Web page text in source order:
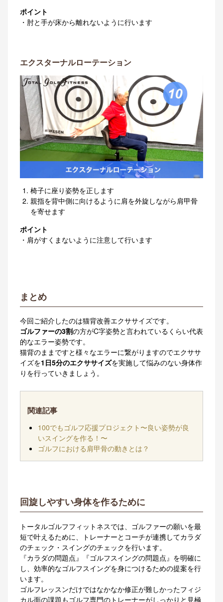
ポイント
・肘と手が床から離れないように行います
エクスターナルローテーション
椅子に座り姿勢を正します
親指を背中側に向けるように肩を外旋しながら肩甲骨
を寄せます
ポイント
・肩がすくまないように注意して行います
まとめ
今回ご紹介したのは猫背改善エクササイズです。
ゴルファーの3割の方がC字姿勢と言われているくらい代表
的なエラー姿勢です。
猫背のままですと様々なエラーに繋がりますのでエクササ
イズを1日5分のエクササイズを実施して悩みのない身体作
りを行っていきましょう。
関連記事
100でもゴルフ応援プロジェクト〜良い姿勢が良
いスイングを作る！〜
ゴルフにおける肩甲骨の動きとは？
回旋しやすい身体を作るために
トータルゴルフフィットネスでは、ゴルファーの願いを最
短で叶えるために、トレーナーとコーチが連携してカラダ
のチェック・スイングのチェックを行います。
『カラダの問題点』『ゴルフスイングの問題点』を明確に
し、効率的なゴルフスイングを身につけるための提案を行
います。
ゴルフレッスンだけではなかなか修正が難しかったフィジ
カル面の課題もゴルフ専門のトレーナーがしっかりと見極